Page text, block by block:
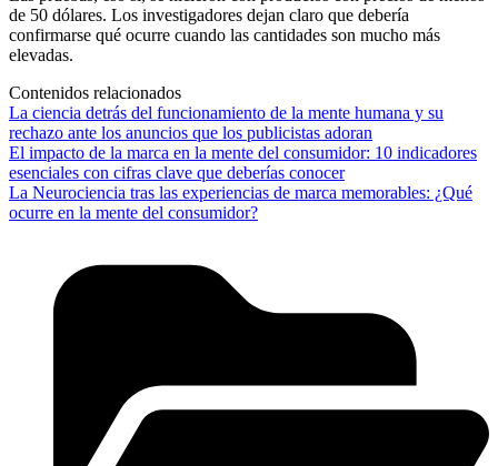
de 50 dólares. Los investigadores dejan claro que debería
confirmarse qué ocurre cuando las cantidades son mucho más
elevadas.
Contenidos relacionados
La ciencia detrás del funcionamiento de la mente humana y su
rechazo ante los anuncios que los publicistas adoran
El impacto de la marca en la mente del consumidor: 10 indicadores
esenciales con cifras clave que deberías conocer
La Neurociencia tras las experiencias de marca memorables: ¿Qué
ocurre en la mente del consumidor?